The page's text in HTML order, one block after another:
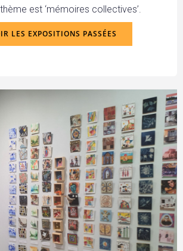
est ‘mémoires collectives’.
LES EXPOSITIONS PASSÉES